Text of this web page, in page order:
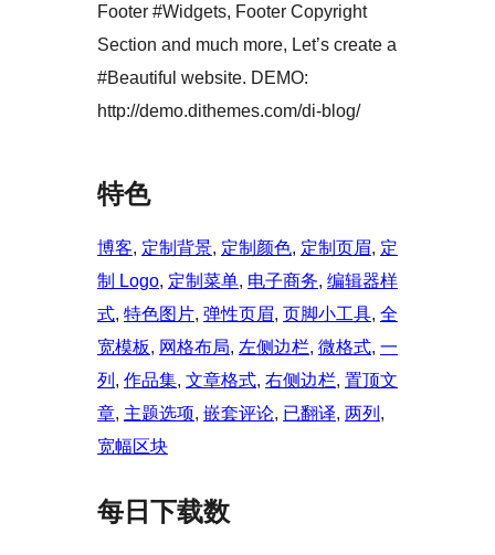
Footer #Widgets, Footer Copyright
Section and much more, Let’s create a
#Beautiful website. DEMO:
http://demo.dithemes.com/di-blog/
特色
博客, 定制背景, 定制颜色, 定制页眉, 定
制 Logo, 定制菜单, 电子商务, 编辑器样
式, 特色图片, 弹性页眉, 页脚小工具, 全
宽模板, 网格布局, 左侧边栏, 微格式, 一
列 , 作品集, 文章格式, 右侧边栏, 置顶文
章, 主题选项, 嵌套评论, 已翻译, 两列
宽幅区块
每日下载数